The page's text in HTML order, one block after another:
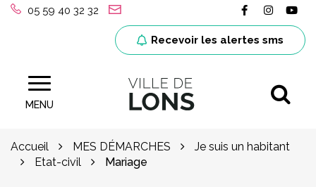
Gestion des traceurs
05 59 40 32 32 Lien vers le
Lien
Recevoir les alertes sms
MENU Site officiel de la ville de Lons (64)
Accueil MES DÉMARCHES
Je suis un habitant
Etat-civil
Mariage